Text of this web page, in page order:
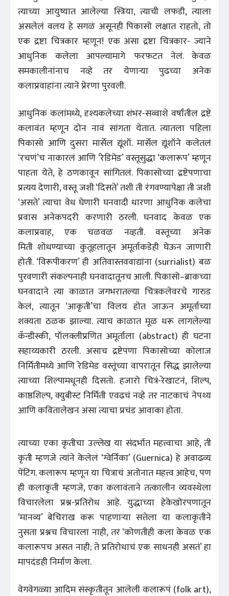
त्याच्या आयुष्यात आलेल्या स्त्रिया, त्याची लफडी, त्याला
असलेलं वलय हे सगळं असूनही पिकासो लक्षात राहतो, तो
एक द्रष्टा चित्रकार म्हणून! एक असा द्रष्टा चित्रकार- ज्याने
आधुनिक कलेला आपल्यामागे फरफटत नेलं. केवळ
समकालीनांनाच नव्हे तर येणाऱ्या पुढच्या अनेक
कलाप्रवाहांना त्याने प्रेरणा पुरवली.
आधुनिक कलांमध्ये, दृश्यकलेच्या शंभर-सव्वाशे वर्षांतील द्रष्टे
कलावंत म्हणून दोन नावं सांगता येतात. त्यातला पहिला
पिकासो आणि दुसरा मार्सेल द्यूंशॉ. मार्सेल द्यूंशॉने कलेतलं
‘रचणं’च नाकारलं आणि ‘रेडिमेड’ वस्तूसुद्धा ‘कलारूप’ म्हणून
पाहता येते, हे ठणकावून सांगितलं. पिकासोच्या द्रष्टेपणाचा
प्रत्यय देणारी, वस्तू जशी ‘दिसते’ तशी ती रंगवण्यापेक्षा ती जशी
‘असते’ त्याचा वेध घेणारी घनवादी धारणा आधुनिक कलेचा
प्रवास अनेकपदरी करणारी ठरली. घनवाद केवळ एक
कलाप्रवाह, एक चळवळ नव्हती. वस्तूच्या अनेक
मिती शोधण्याच्या कुतूहलातून अमूर्ताकडेही घेऊन जाणारी
होती. ‘विरूपीकरण’ ही अतिवास्तववाद्यांना (surrialist) बळ
पुरवणारी संकल्पनाही घनवादातूनच आली. पिकासो–ब्राकच्या
घनवादाने त्या काळात जगभरातल्या चित्रकलेवरचे गारुड
केलं, त्यातून ‘आकृती’चा विलय होत जाऊन अमूर्ताच्या
शक्यता ठळक झाल्या. त्याच काळात मूळ धरू लागलेल्या
कॅन्डीस्की, पॉलक्लीप्रणित अमूर्ताला (abstract) ही घटना
सहाय्यकारी ठरली. असाच द्रष्टेपणा पिकासोच्या कोलाज
निर्मितीमध्ये आणि रेडिमेड वस्तूंच्या वापरातून सिद्ध झालेल्या
त्याच्या शिल्पामधूनही दिसतो. हजारो चित्रं-रेखाटनं, शिल्प,
काष्ठशिल्प, क्युबीस्ट निर्मिती एवढचं नव्हे तर नाटकाचं नेपथ्य
आणि कवितालेखन असा त्याचा प्रचंड आवाका होता.
त्याच्या एका कृतीचा उल्लेख या संदर्भात महत्त्वाचा आहे, ती
कृती म्हणजे त्यांने केलेलं ‘ग्वेर्निका’ (Guernica) हे अवाढव्य
पेंटिंग. कलारूप म्हणून या चित्राचं अतोनात महत्त्व आहेच, पण
ही कलाकृती म्हणजे, एका कलावंताने तत्कालीन व्यवस्थेला
विचारलेला प्रश्न-प्रतिरोध आहे. युद्धाच्या हेकेखोरपणातून
‘मानव्य’ बेचिराख करू पाहणाऱ्या सत्तेला या कलाकृतीने
नुसता प्रश्नच विचारला नाही, तर ‘कोणतीही कला केवळ एक
कलारूपच असत नाही; ते प्रतिरोधाचं एक साधनही असतं’ हा
मापदंडही निर्माण केला.
वेगवेगळ्या आदिम संस्कृतीतून आलेली कलारूपं (folk art),